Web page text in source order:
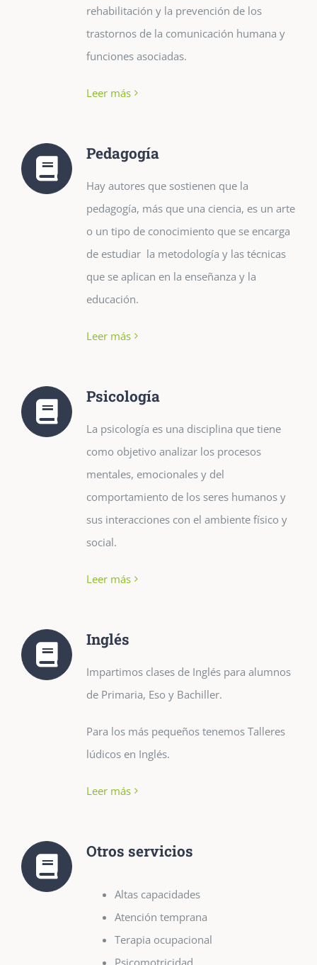
rehabilitación y la prevención de los
trastornos de la comunicación humana y
funciones asociadas.
Leer más
Pedagogía
Hay autores que sostienen que la
pedagogía, más que una ciencia, es un arte
o un tipo de conocimiento que se encarga
de estudiar la metodología y las técnicas
que se aplican en la enseñanza y la
educación.
Leer más
Psicología
La psicología es una disciplina que tiene
como objetivo analizar los procesos
mentales, emocionales y del
comportamiento de los seres humanos y
sus interacciones con el ambiente físico y
social.
Leer más
Inglés
Impartimos clases de Inglés para alumnos
de Primaria, Eso y Bachiller.
Para los más pequeños tenemos Talleres
lúdicos en Inglés.
Leer más
Otros servicios
Altas capacidades
Atención temprana
Terapia ocupacional